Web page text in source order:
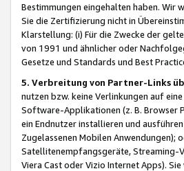
Bestimmungen eingehalten haben. Wir
Sie die Zertifizierung nicht in
Klarstellung: (i) Für die Zwecke der
von 1991 und ähnlicher oder
Gesetze und Standards und Best
5. Verbreitung von Partner-Links
nutzen bzw. keine Verlinkungen auf
Software-Applikationen (z. B. Browser
ein Endnutzer installieren und
Zugelassenen Mobilen
Satellitenempfangsgeräte, Streaming-
Viera Cast oder Vizio Internet Apps).